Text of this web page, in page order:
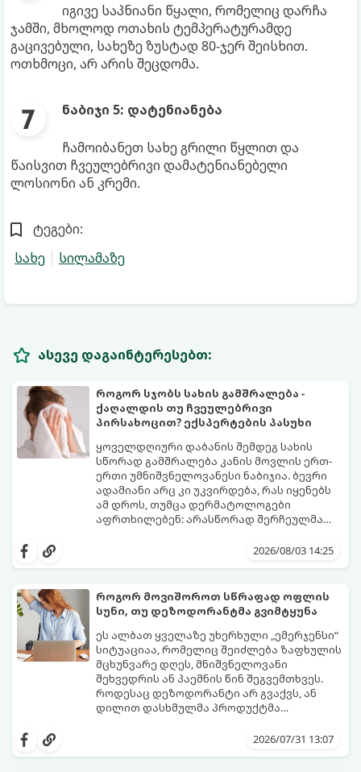
იგივე საპნიანი წყალი, რომელიც დარჩა
ჯამში, მხოლოდ ოთახის ტემპერატურამდე
გაცივებული, სახეზე ზუსტად 80-ჯერ შეისხით.
ოთხმოცი, არ არის შეცდომა.
ნაბიჯი 5: დატენიანება
ჩამოიბანეთ სახე გრილი წყლით და
წაისვით ჩვეულებრივი დამატენიანებელი
ლოსიონი ან კრემი.
ტეგები:
სახე
სილამაზე
ასევე დაგაინტერესებთ:
როგორ სჯობს სახის გამშრალება -
ქაღალდის თუ ჩვეულებრივი
პირსახოცით? ექსპერტების პასუხი
ყოველდღიური დაბანის შემდეგ სახის
სწორად გამშრალება კანის მოვლის ერთ-
ერთი უმნიშვნელოვანესი ნაბიჯია. ბევრი
ადამიანი არც კი უკვირდება, რას იყენებს
ამ დროს, თუმცა დერმატოლოგები
აფრთხილებენ: არასწორად შერჩეულმა
გამონაყარი, კანის გაღიზიანება და
კანის ჯანმრთელობისთვის - ტრადიციული
2026/08/03 14:25
როგორ მოვიშოროთ სწრაფად ოფლის
სუნი, თუ დეზოდორანტმა გვიმტყუნა
ეს ალბათ ყველაზე უხერხული „ემერჯენსი“
სიტუაციაა, რომელიც შეიძლება ზაფხულის
მცხუნვარე დღეს, მნიშვნელოვანი
შეხვედრის ან პაემნის წინ შეგვემთხვეს.
როდესაც დეზოდორანტი არ გვაქვს, ან
დილით დასხმულმა პროდუქტმა
იღლიებში უსიამოვნო სუნი გაჩნდა,
სუნი არ აქვს. სუნს აჩენენ ბაქტერიები,
2026/07/31 13:07